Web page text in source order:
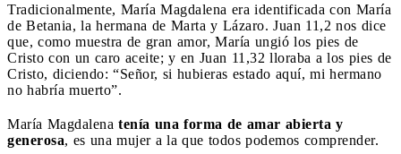
Tradicionalmente, María Magdalena era identificada con María
de Betania, la hermana de Marta y Lázaro. Juan 11,2 nos dice
que, como muestra de gran amor, María ungió los pies de
Cristo con un caro aceite; y en Juan 11,32 lloraba a los pies de
Cristo, diciendo: “Señor, si hubieras estado aquí, mi hermano
no habría muerto”.
María Magdalena tenía una forma de amar abierta y
generosa, es una mujer a la que todos podemos comprender.